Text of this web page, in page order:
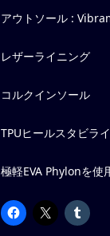
アウトソール :
レザーライニング
コルクインソール
TPUヒールスタビラ
極軽EVA Phylonを使